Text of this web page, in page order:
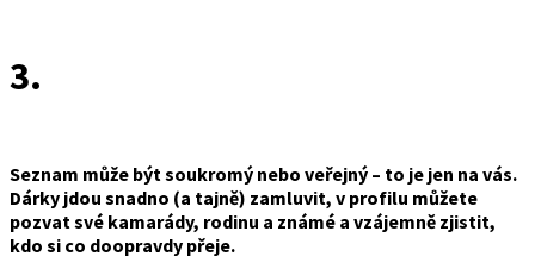
3.
Seznam může být soukromý nebo veřejný – to je jen na vás.
Dárky jdou snadno (a tajně) zamluvit, v profilu můžete
pozvat své kamarády, rodinu a známé a vzájemně zjistit,
kdo si co doopravdy přeje.